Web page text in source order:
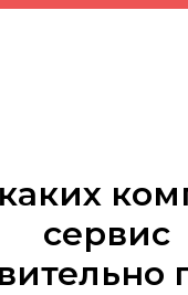
сервис